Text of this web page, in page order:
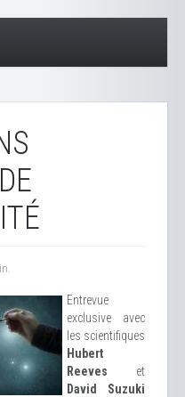
Entrevue
exclusive avec
les scientifiques
Hubert
Reeves et
David Suzuki